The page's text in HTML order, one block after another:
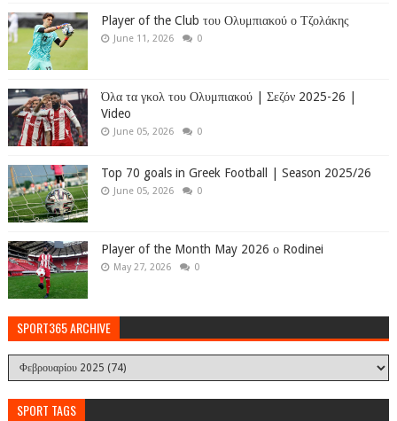
Player of the Club του Ολυμπιακού ο Τζολάκης
June 11, 2026 0
Όλα τα γκολ του Ολυμπιακού | Σεζόν 2025-26 |
Video
June 05, 2026 0
Top 70 goals in Greek Football | Season 2025/26
June 05, 2026 0
Player of the Month May 2026 ο Rodinei
May 27, 2026 0
SPORT365 ARCHIVE
SPORT TAGS